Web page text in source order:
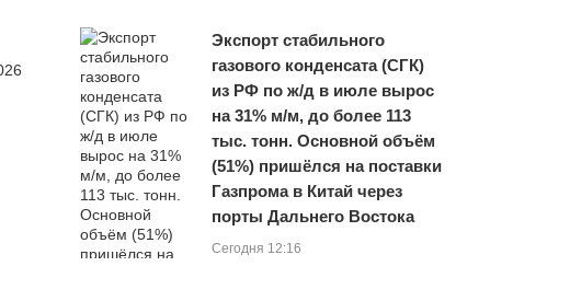
Экспорт стабильного
газового конденсата (СГК)
из РФ по ж/д в июле вырос
на 31% м/м, до более 113
тыс. тонн. Основной объём
(51%) пришёлся на поставки
Газпрома в Китай через
порты Дальнего Востока
Сегодня 12:16